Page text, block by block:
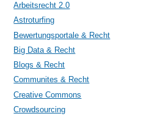
Arbeitsrecht 2.0
Astroturfing
Bewertungsportale & Recht
Big Data & Recht
Blogs & Recht
Communites & Recht
Creative Commons
Crowdsourcing